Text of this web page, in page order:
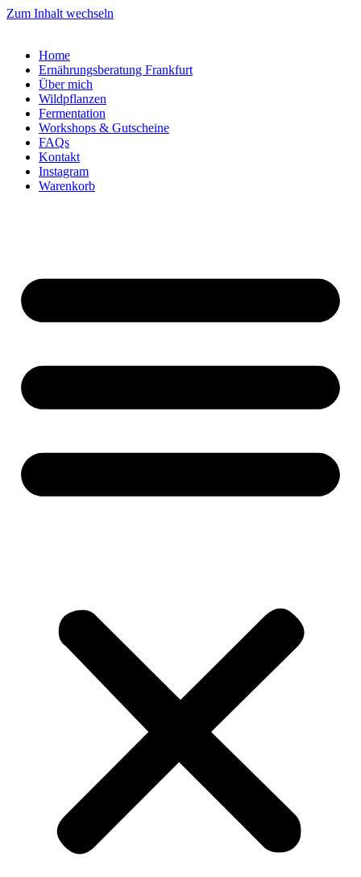
Zum Inhalt wechseln
Home
Ernährungsberatung Frankfurt
Über mich
Wildpflanzen
Fermentation
Workshops & Gutscheine
FAQs
Kontakt
Instagram
Warenkorb